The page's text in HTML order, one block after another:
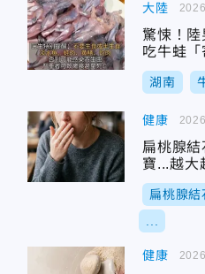
大陸
驚悚！
吃牛蛙「
湖南
健康
扁桃腺
寶...越大
扁桃腺結
健康